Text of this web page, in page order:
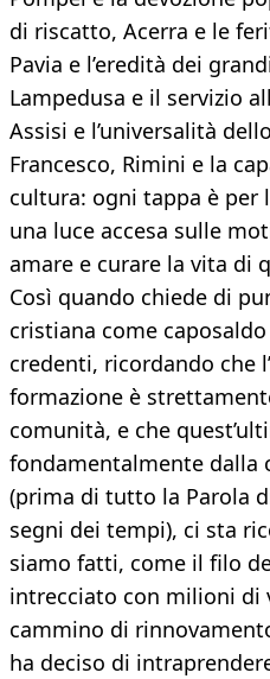
di riscatto, Acerra e le
Pavia e l’eredità dei
Lampedusa e il servizio
Assisi e l’universalità
Francesco, Rimini e la
cultura: ogni tappa è per
una luce accesa sulle
amare e curare la vita di
Così quando chiede di
cristiana come
credenti, ricordando che
formazione è
comunità, e che
fondamentalmente dalla
(prima di tutto la Parola
segni dei tempi), ci sta
siamo fatti, come il filo
intrecciato con milioni di
cammino di
ha deciso di